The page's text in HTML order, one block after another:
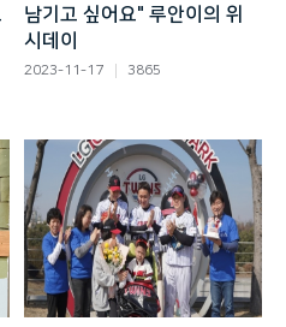
남기고 싶어요" 루안이의 위
시데이
2023-11-17 3865